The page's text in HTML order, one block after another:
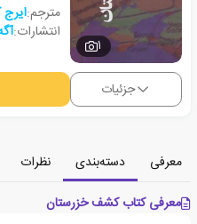
1
مترجم:ایرج
انتشارات:
جزئیات
معرفی دسته‌بندی
نظرات
معرفی کتاب کشف خزرستان